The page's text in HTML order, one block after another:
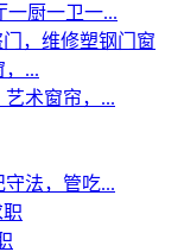
一厨一卫一...
...
术窗帘，...
法，管吃...